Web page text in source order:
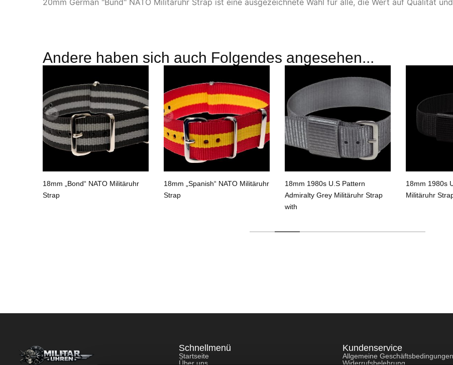
Andere haben sich auch Folgendes angesehen...
18mm „Bond“ NATO Militäruhr
Strap
18mm „Spanish“ NATO Militäruhr
Strap
18mm 1980s U.S Pattern
Admiralty Grey Militäruhr Strap
with
18mm 1980s
Militäruhr
Schnellmenü
Startseite
Über uns
Kundenservice
Allgemeine
Widerrufsbelehrung